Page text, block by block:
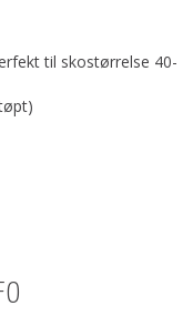
til skostørrelse 40-